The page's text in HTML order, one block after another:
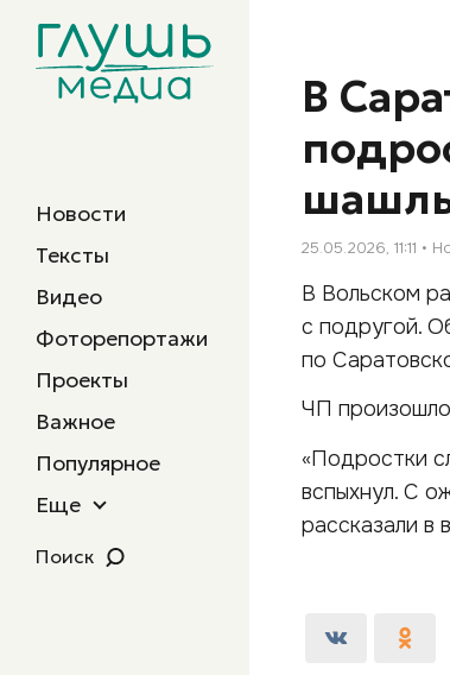
Новости
Тексты
Видео
Фоторепортажи
Проекты
Важное
Популярное
Еще
Поиск
В
25.05.2026, 11:11
В Вольском
с подругой.
по
ЧП
«Подростки
вспыхнул. С
рассказали в